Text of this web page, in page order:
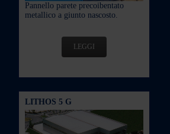
Pannello parete precoibentato
metallico a giunto nascosto.
LEGGI
LITHOS 5 G